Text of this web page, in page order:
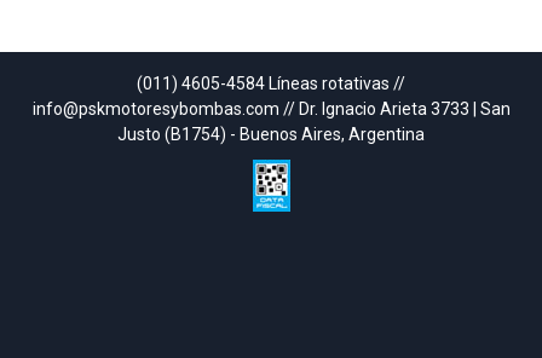
(011) 4605-4584 Líneas rotativas //
info@pskmotoresybombas.com // Dr. Ignacio Arieta 3733 | San
Justo (B1754) - Buenos Aires, Argentina